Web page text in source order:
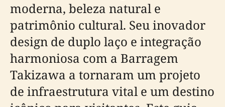
moderna, beleza natural e
patrimônio cultural. Seu inovador
design de duplo laço e integração
harmoniosa com a Barragem
Takizawa a tornaram um projeto
de infraestrutura vital e um destino